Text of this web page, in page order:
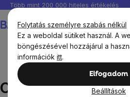
Folytatás személyre szabás nélkül
Ez a weboldal sütiket használ. A
böngészésével hozzájárul a
információk itt.
Elfogadom
Beállítások
Ugrás
fő
tartalomhoz
Több mint 200 000 hiteles értékelés
Cacao - Kakaó hatása
Cacao - Kakaó